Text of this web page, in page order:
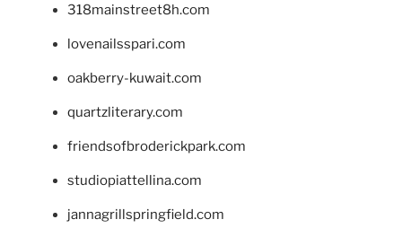
318mainstreet8h.com
lovenailsspari.com
oakberry-kuwait.com
quartzliterary.com
friendsofbroderickpark.com
studiopiattellina.com
jannagrillspringfield.com